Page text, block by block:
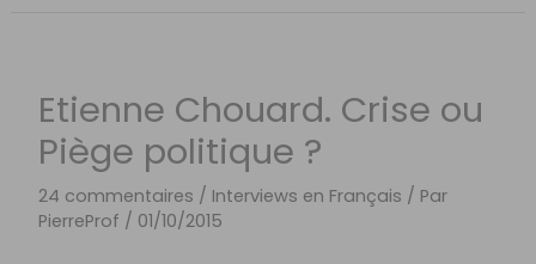
Etienne Chouard. Crise ou
Piège politique ?
24 commentaires / Interviews en Français / Par
PierreProf / 01/10/2015